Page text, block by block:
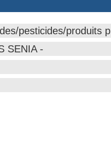
pesticides/produits
SENIA -